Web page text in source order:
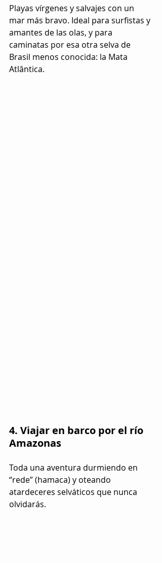
Playas vírgenes y salvajes con un
mar más bravo. Ideal para surfistas y
amantes de las olas, y para
caminatas por esa otra selva de
Brasil menos conocida: la Mata
Atlântica.
4. Viajar en barco por el río
Amazonas
Toda una aventura durmiendo en
“rede” (hamaca) y oteando
atardeceres selváticos que nunca
olvidarás.